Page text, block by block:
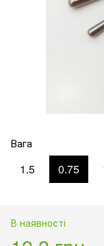
Вага
1.5 0.75
В наявності